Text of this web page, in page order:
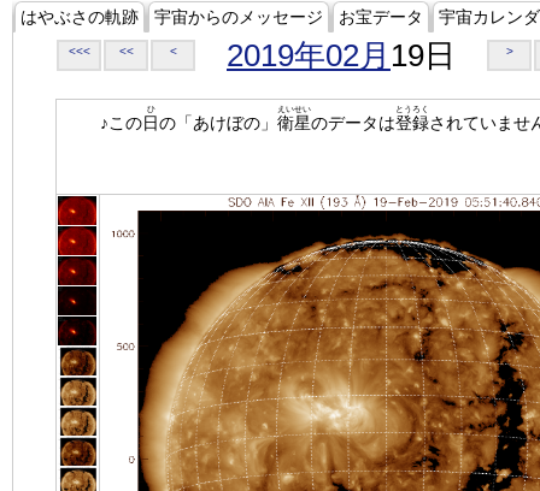
はやぶさの軌跡 宇宙からのメッセージ お宝データ 宇宙カレン
<<< << < 2019年02月 19日 >
♪この日
ひ
の「あけぼの」 衛星
えいせい
のデータは登録
とうろく
されていませ